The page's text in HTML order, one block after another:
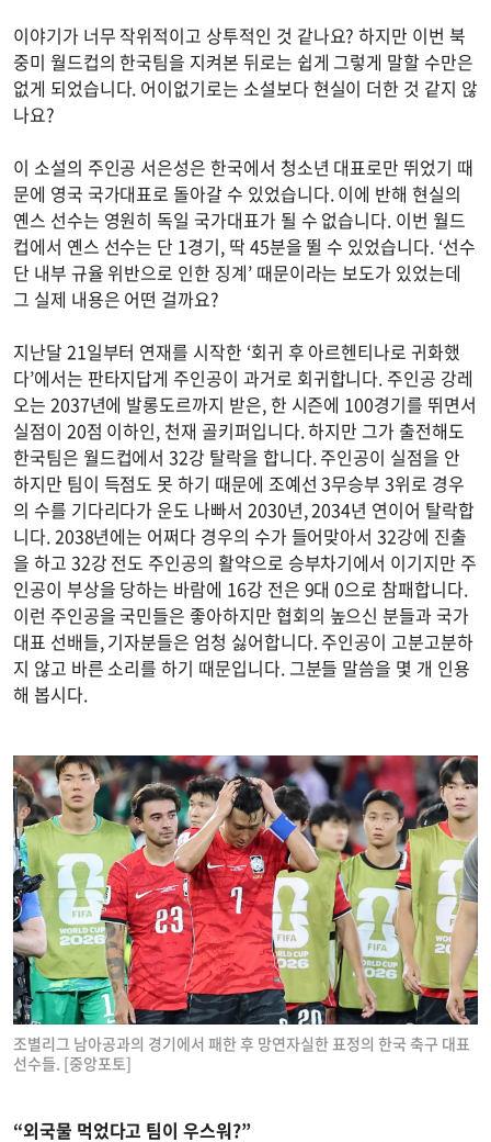
이야기가 너무 작위적이고 상투적인 것 같나요? 하지만 이번 북
중미 월드컵의 한국팀을 지켜본 뒤로는 쉽게 그렇게 말할 수만은
없게 되었습니다. 어이없기로는 소설보다 현실이 더한 것 같지 않
나요?
이 소설의 주인공 서은성은 한국에서 청소년 대표로만 뛰었기 때
문에 영국 국가대표로 돌아갈 수 있었습니다. 이에 반해 현실의
옌스 선수는 영원히 독일 국가대표가 될 수 없습니다. 이번 월드
컵에서 옌스 선수는 단 1경기, 딱 45분을 뛸 수 있었습니다. ‘선수
단 내부 규율 위반으로 인한 징계’ 때문이라는 보도가 있었는데
그 실제 내용은 어떤 걸까요?
지난달 21일부터 연재를 시작한 ‘회귀 후 아르헨티나로 귀화했
다’에서는 판타지답게 주인공이 과거로 회귀합니다. 주인공 강레
오는 2037년에 발롱도르까지 받은, 한 시즌에 100경기를 뛰면서
실점이 20점 이하인, 천재 골키퍼입니다. 하지만 그가 출전해도
한국팀은 월드컵에서 32강 탈락을 합니다. 주인공이 실점을 안
하지만 팀이 득점도 못 하기 때문에 조예선 3무승부 3위로 경우
의 수를 기다리다가 운도 나빠서 2030년, 2034년 연이어 탈락합
니다. 2038년에는 어쩌다 경우의 수가 들어맞아서 32강에 진출
을 하고 32강 전도 주인공의 활약으로 승부차기에서 이기지만 주
인공이 부상을 당하는 바람에 16강 전은 9대 0으로 참패합니다.
이런 주인공을 국민들은 좋아하지만 협회의 높으신 분들과 국가
대표 선배들, 기자분들은 엄청 싫어합니다. 주인공이 고분고분하
지 않고 바른 소리를 하기 때문입니다. 그분들 말씀을 몇 개 인용
해 봅시다.
조별리그 남아공과의 경기에서 패한 후 망연자실한 표정의 한국 축구 대표
선수들. [중앙포토]
“외국물 먹었다고 팀이 우스워?”